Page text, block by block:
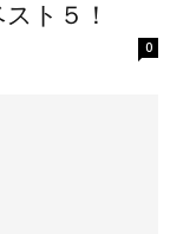
ト５！
0